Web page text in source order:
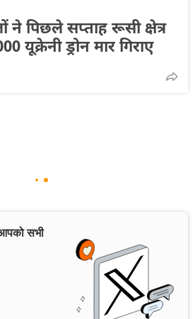
ने पिछले सप्ताह रूसी क्षेत्र
यूक्रेनी ड्रोन मार गिराए
सभी